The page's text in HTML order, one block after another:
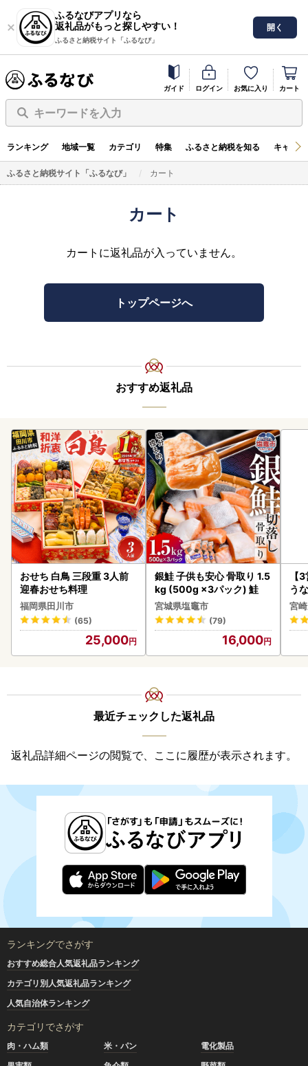
ふるなびアプリなら
返礼品がもっと探しやすい！
ふるさと納税サイト「ふるなび」
開く
ガイド ログイン お気に入り カート
キーワードを入力
ランキング 地域一覧 カテゴリ 特集 ふるさと納税を知る キャン
ふるさと納税サイト「ふるなび」 カート
カート
カートに返礼品が入っていません。
トップページへ
おすすめ返礼品
おせち 白鳥 三段重 3人前
迎春おせち料理
福岡県田川市
(65)
25,000
銀鮭 子供も安心 骨取り 1.5
kg (500g ×3パック) 鮭
宮城県塩竈市
(79)
16,000
【
う
以
宮
最近チェックした返礼品
返礼品詳細ページの閲覧で、ここに履歴が表示されます。
ランキングでさがす
おすすめ総合人気返礼品ランキング
カテゴリ別人気返礼品ランキング
人気自治体ランキング
カテゴリでさがす
肉・ハム類 米・パン
電化製品